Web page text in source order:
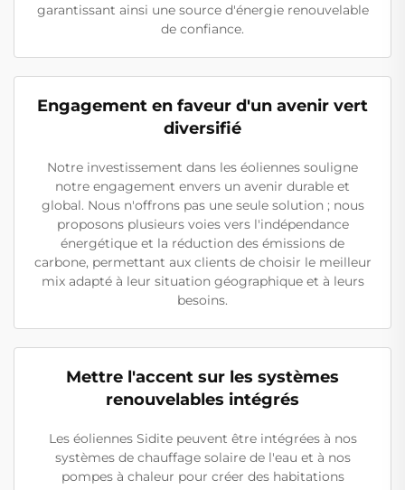
garantissant ainsi une source d'énergie renouvelable
de confiance.
Engagement en faveur d'un avenir vert
diversifié
Notre investissement dans les éoliennes souligne
notre engagement envers un avenir durable et
global. Nous n'offrons pas une seule solution ; nous
proposons plusieurs voies vers l'indépendance
énergétique et la réduction des émissions de
carbone, permettant aux clients de choisir le meilleur
mix adapté à leur situation géographique et à leurs
besoins.
Mettre l'accent sur les systèmes
renouvelables intégrés
Les éoliennes Sidite peuvent être intégrées à nos
systèmes de chauffage solaire de l'eau et à nos
pompes à chaleur pour créer des habitations